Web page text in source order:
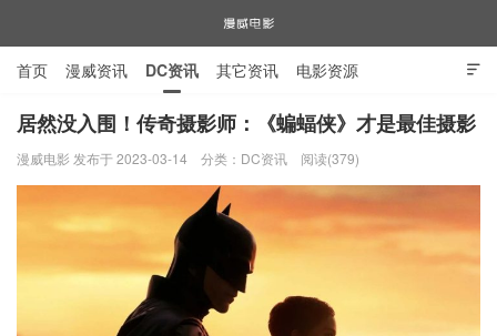
漫威电影

首页 漫威资讯 DC资讯 其它资讯 电影资源
电视剧资源 漫威图片
居然没入围！传奇摄影师：《蝙蝠侠》才是最佳摄影
漫威电影 发布于 2023-03-14 分类： DC资讯 阅读(379)